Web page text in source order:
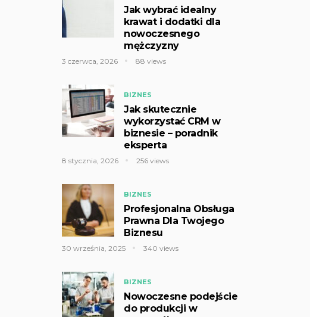
Jak wybrać idealny
krawat i dodatki dla
nowoczesnego
mężczyzny
3 czerwca, 2026 88 views
BIZNES
Jak skutecznie
wykorzystać CRM w
biznesie – poradnik
eksperta
8 stycznia, 2026 256 views
BIZNES
Profesjonalna Obsługa
Prawna Dla Twojego
Biznesu
30 września, 2025 340 views
BIZNES
Nowoczesne podejście
do produkcji w